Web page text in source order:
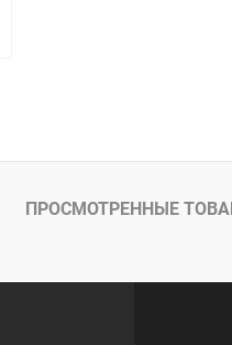
ПРОСМОТРЕННЫЕ